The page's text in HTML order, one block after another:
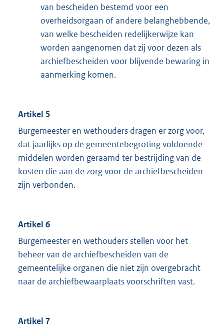
van bescheiden bestemd voor een
overheidsorgaan of andere belanghebbende,
van welke bescheiden redelijkerwijze kan
worden aangenomen dat zij voor dezen als
archiefbescheiden voor blijvende bewaring in
aanmerking komen.
Artikel 5
Burgemeester en wethouders dragen er zorg voor,
dat jaarlijks op de gemeentebegroting voldoende
middelen worden geraamd ter bestrijding van de
kosten die aan de zorg voor de archiefbescheiden
zijn verbonden.
Artikel 6
Burgemeester en wethouders stellen voor het
beheer van de archiefbescheiden van de
gemeentelijke organen die niet zijn overgebracht
naar de archiefbewaarplaats voorschriften vast.
Artikel 7